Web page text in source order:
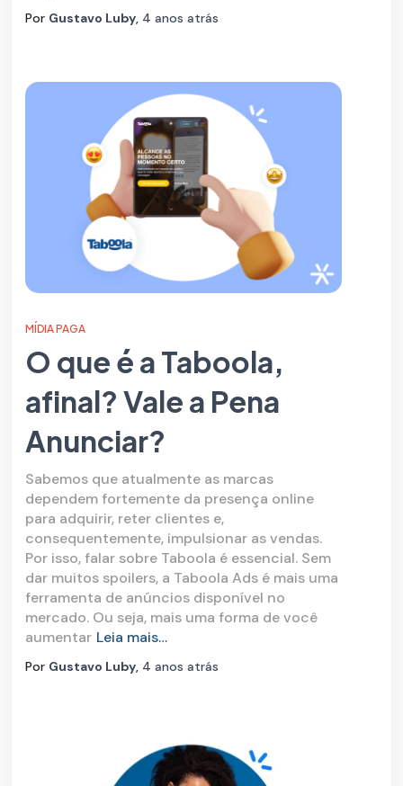
Por Gustavo Luby, 4 anos atrás
MÍDIA PAGA
O que é a Taboola,
afinal? Vale a Pena
Anunciar?
Sabemos que atualmente as marcas
dependem fortemente da presença online
para adquirir, reter clientes e,
consequentemente, impulsionar as vendas.
Por isso, falar sobre Taboola é essencial. Sem
dar muitos spoilers, a Taboola Ads é mais uma
ferramenta de anúncios disponível no
mercado. Ou seja, mais uma forma de você
aumentar Leia mais…
Por Gustavo Luby, 4 anos atrás